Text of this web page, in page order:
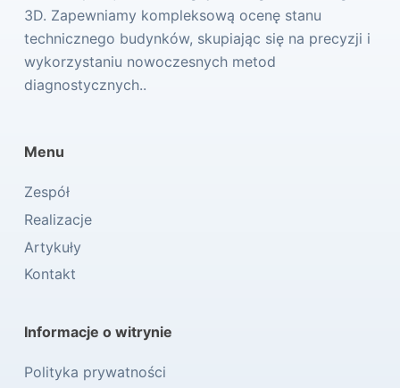
3D. Zapewniamy kompleksową ocenę stanu
technicznego budynków, skupiając się na precyzji i
wykorzystaniu nowoczesnych metod
diagnostycznych..
Menu
Zespół
Realizacje
Artykuły
Kontakt
Informacje o witrynie
Polityka prywatności